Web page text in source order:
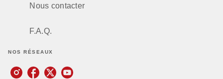
Nous contacter
F.A.Q.
NOS RÉSEAUX